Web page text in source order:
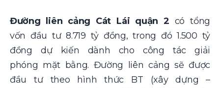
Đường liên cảng Cát Lái quận 2 có tổng
vốn đầu tư 8.719 tỷ đồng, trong đó 1.500 tỷ
đồng dự kiến dành cho công tác giải
phóng mặt bằng. Đường liên cảng sẽ được
đầu tư theo hình thức BT (xây dựng –